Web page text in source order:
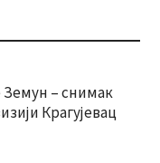
Земун – снимак
Крагујевац